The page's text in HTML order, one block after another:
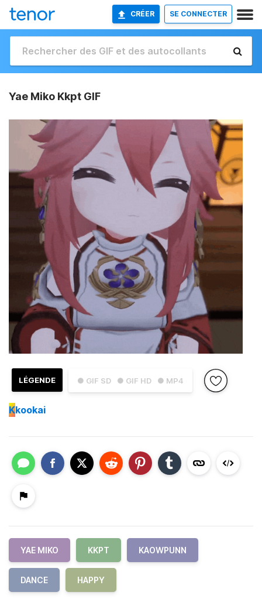
CRÉER SE CONNECTER
Yae Miko Kkpt GIF
● GIF SD ● GIF HD ● MP4
LÉGENDE
Kkookai
YAE MIKO KKPT KAOWPUNN
DANCE HAPPY